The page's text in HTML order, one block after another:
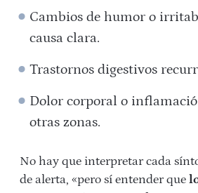
Cambios de humor o
causa clara.
Trastornos digestivos
Dolor corporal o
otras zonas.
No hay que interpretar cada
de alerta, «pero sí entender que